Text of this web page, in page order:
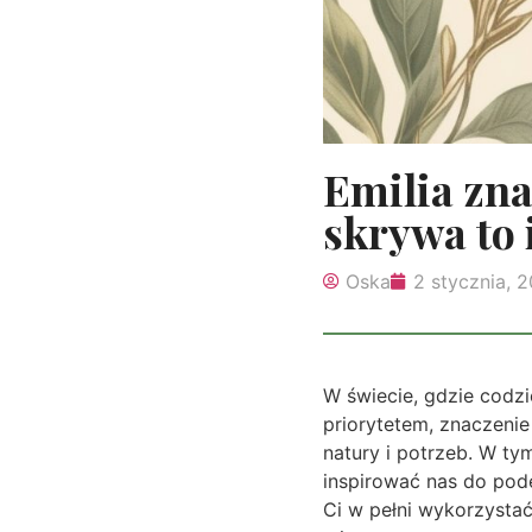
Emilia
skrywa to
Oska 2 stycznia,
W świecie, gdzie
priorytetem,
natury i potrzeb. W
inspirować nas do
Ci w pełni